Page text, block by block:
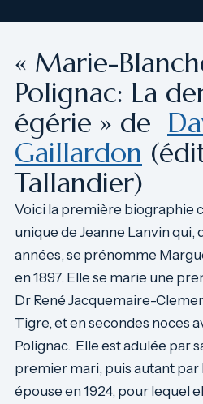
« Marie-
Polignac: La
égérie » de
Gaillardon
Tallandier)
Voici la première biographie
unique de Jeanne Lanvin qui,
années, se prénomme
en 1897. Elle se marie une
Dr René Jacquemaire-
Tigre, et en secondes noces
Polignac. Elle est adulée par
premier mari, puis autant par
épouse en 1924, pour lequel